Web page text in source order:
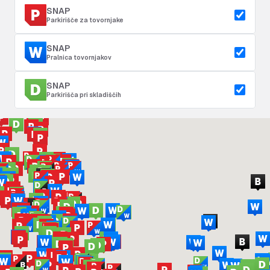
SNAP
Parkirišče za tovornjake
SNAP
Pralnica tovornjakov
SNAP
Parkirišča pri skladiščih